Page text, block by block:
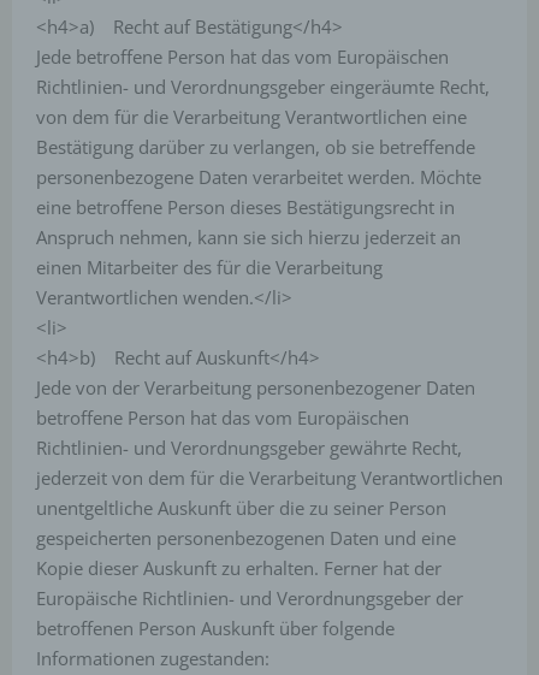
<h4>a) Recht auf Bestätigung</h4>
Jede betroffene Person hat das vom Europäischen
Richtlinien- und Verordnungsgeber eingeräumte Recht,
von dem für die Verarbeitung Verantwortlichen eine
Bestätigung darüber zu verlangen, ob sie betreffende
personenbezogene Daten verarbeitet werden. Möchte
eine betroffene Person dieses Bestätigungsrecht in
Anspruch nehmen, kann sie sich hierzu jederzeit an
einen Mitarbeiter des für die Verarbeitung
Verantwortlichen wenden.</li>
<li>
<h4>b) Recht auf Auskunft</h4>
Jede von der Verarbeitung personenbezogener Daten
betroffene Person hat das vom Europäischen
Richtlinien- und Verordnungsgeber gewährte Recht,
jederzeit von dem für die Verarbeitung Verantwortlichen
unentgeltliche Auskunft über die zu seiner Person
gespeicherten personenbezogenen Daten und eine
Kopie dieser Auskunft zu erhalten. Ferner hat der
Europäische Richtlinien- und Verordnungsgeber der
betroffenen Person Auskunft über folgende
Informationen zugestanden:
die für die Registrierung verwendet wird. Die von der
betroffenen Person eingegebenen personenbezogenen
Daten werden ausschließlich für die interne
Verwendung bei dem für die Verarbeitung
Verantwortlichen und für eigene Zwecke erhoben und
gespeichert. Der für die Verarbeitung Verantwortliche
kann die Weitergabe an einen oder mehrere
Auftragsverarbeiter, beispielsweise einen
Paketdienstleister, veranlassen, der die
personenbezogenen Daten ebenfalls ausschließlich für
eine interne Verwendung, die dem für die Verarbeitung
Verantwortlichen zuzurechnen ist, nutzt.
Durch eine Registrierung auf der Internetseite des
für die Verarbeitung Verantwortlichen wird ferner
die vom Internet-Service-Provider (ISP) der
betroffenen Person vergebene IP-Adresse, das
Datum sowie die Uhrzeit der Registrierung
gespeichert. Die Speicherung dieser Daten erfolgt
vor dem Hintergrund, dass nur so der Missbrauch
unserer Dienste verhindert werden kann, und
diese Daten im Bedarfsfall ermöglichen,
begangene Straftaten aufzuklären. Insofern ist die
Speicherung dieser Daten zur Absicherung des für
die Verarbeitung Verantwortlichen erforderlich.
Eine Weitergabe dieser Daten an Dritte erfolgt
grundsätzlich nicht, sofern keine gesetzliche
Pflicht zur Weitergabe besteht oder die Weitergabe
der Strafverfolgung dient.